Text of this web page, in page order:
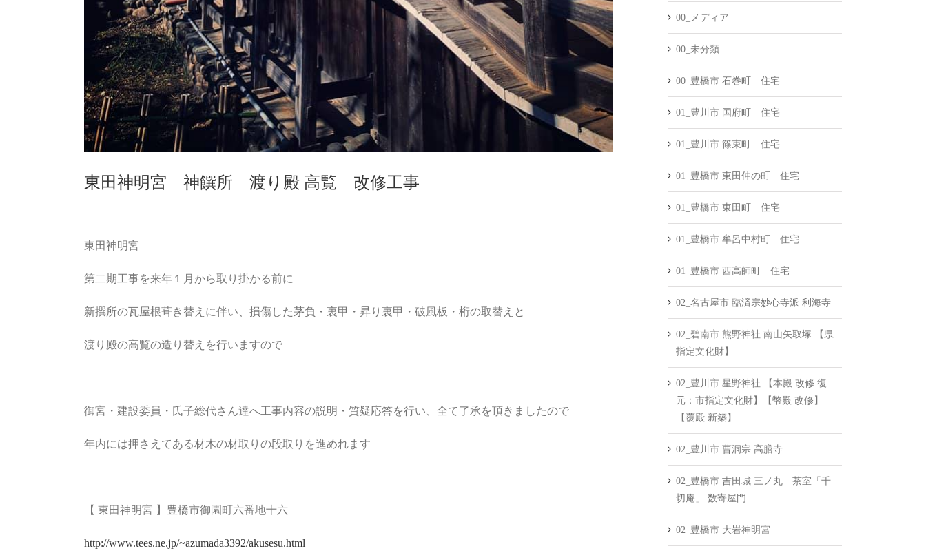
東田神明宮 神饌所 渡り殿 高覧 改修工事
東田神明宮
第二期工事を来年１月から取り掛かる前に
新撰所の瓦屋根葺き替えに伴い、損傷した茅負・裏甲・昇り裏甲・破風板・桁の取替えと
渡り殿の高覧の造り替えを行いますので
御宮・建設委員・氏子総代さん達へ工事内容の説明・質疑応答を行い、全て了承を頂きましたので
年内には押さえてある材木の材取りの段取りを進めれます
【 東田神明宮 】豊橋市御園町六番地十六
http://www.tees.ne.jp/~azumada3392/akusesu.html
00_メディア
00_未分類
00_豊橋市 石巻町 住宅
01_豊川市 国府町 住宅
01_豊川市 篠束町 住宅
01_豊橋市 東田仲の町 住宅
01_豊橋市 東田町 住宅
01_豊橋市 牟呂中村町 住宅
01_豊橋市 西高師町 住宅
02_名古屋市 臨済宗妙心寺派 利海寺
02_碧南市 熊野神社 南山矢取塚 【県
指定文化財】
02_豊川市 星野神社 【本殿 改修 復
元：市指定文化財】【幣殿 改修】
【覆殿 新築】
02_豊川市 曹洞宗 高膳寺
02_豊橋市 吉田城 三ノ丸 茶室「千
切庵」 数寄屋門
02_豊橋市 大岩神明宮